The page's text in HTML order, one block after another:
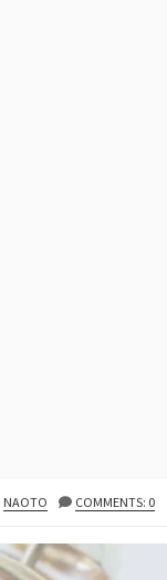
投
者
NAOTO COMMENTS: 0